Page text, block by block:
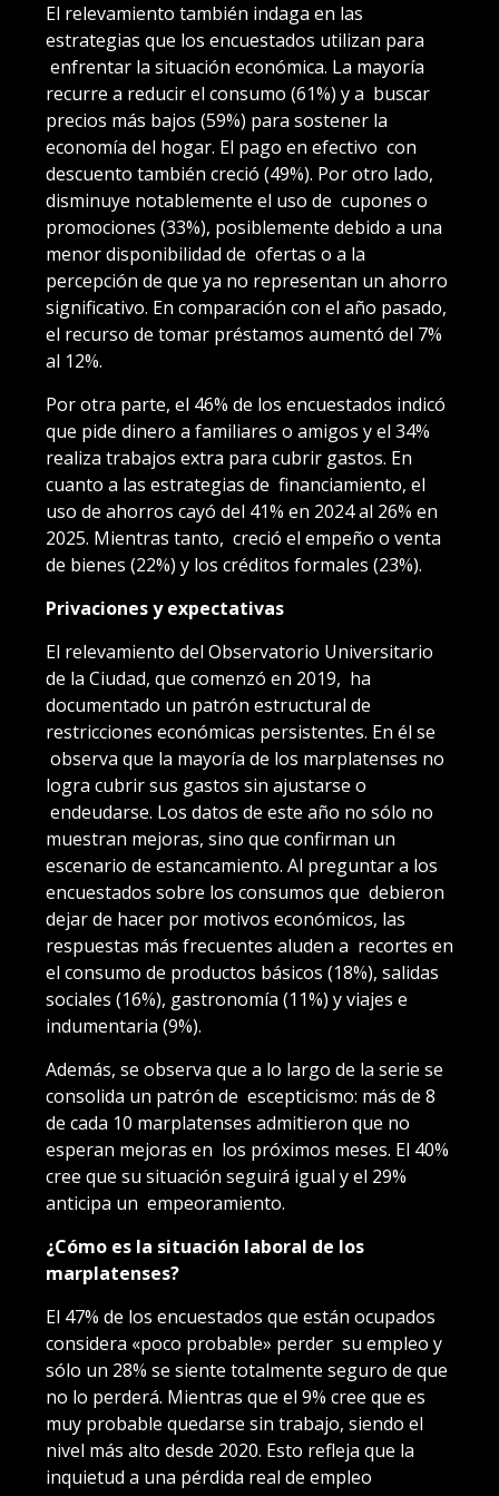
El relevamiento también indaga en las
estrategias que los encuestados utilizan para
enfrentar la situación económica. La mayoría
recurre a reducir el consumo (61%) y a buscar
precios más bajos (59%) para sostener la
economía del hogar. El pago en efectivo con
descuento también creció (49%). Por otro lado,
disminuye notablemente el uso de cupones o
promociones (33%), posiblemente debido a una
menor disponibilidad de ofertas o a la
percepción de que ya no representan un ahorro
significativo. En comparación con el año pasado,
el recurso de tomar préstamos aumentó del 7%
al 12%.
Por otra parte, el 46% de los encuestados indicó
que pide dinero a familiares o amigos y el 34%
realiza trabajos extra para cubrir gastos. En
cuanto a las estrategias de financiamiento, el
uso de ahorros cayó del 41% en 2024 al 26% en
2025. Mientras tanto, creció el empeño o venta
de bienes (22%) y los créditos formales (23%).
Privaciones y expectativas
El relevamiento del Observatorio Universitario
de la Ciudad, que comenzó en 2019, ha
documentado un patrón estructural de
restricciones económicas persistentes. En él se
observa que la mayoría de los marplatenses no
logra cubrir sus gastos sin ajustarse o
endeudarse. Los datos de este año no sólo no
muestran mejoras, sino que confirman un
escenario de estancamiento. Al preguntar a los
encuestados sobre los consumos que debieron
dejar de hacer por motivos económicos, las
respuestas más frecuentes aluden a recortes en
el consumo de productos básicos (18%), salidas
sociales (16%), gastronomía (11%) y viajes e
indumentaria (9%).
Además, se observa que a lo largo de la serie se
consolida un patrón de escepticismo: más de 8
de cada 10 marplatenses admitieron que no
esperan mejoras en los próximos meses. El 40%
cree que su situación seguirá igual y el 29%
anticipa un empeoramiento.
¿Cómo es la situación laboral de los
marplatenses?
El 47% de los encuestados que están ocupados
considera «poco probable» perder su empleo y
sólo un 28% se siente totalmente seguro de que
no lo perderá. Mientras que el 9% cree que es
muy probable quedarse sin trabajo, siendo el
nivel más alto desde 2020. Esto refleja que la
inquietud a una pérdida real de empleo